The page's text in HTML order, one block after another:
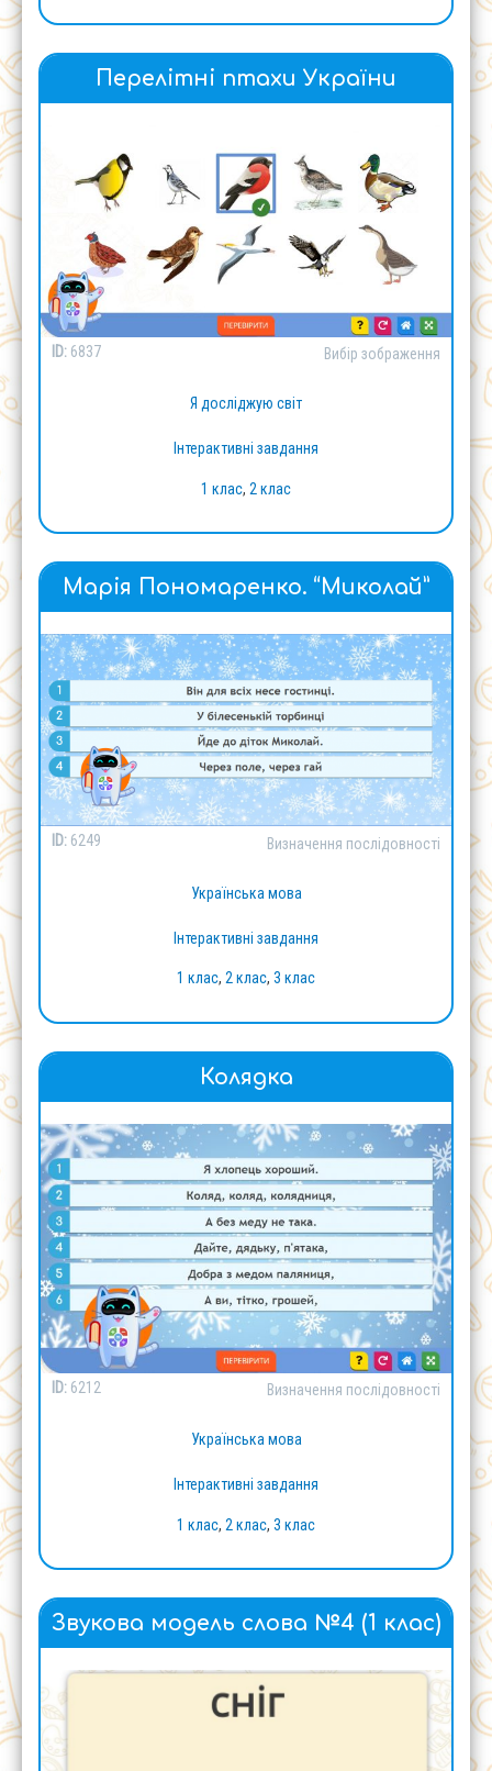
Перелітні птахи України
ID: 6837 Вибір зображення
Я досліджую світ
Інтерактивні завдання
1 клас, 2 клас
Марія Пономаренко. “Миколай”
ID: 6249 Визначення послідовності
Українська мова
Інтерактивні завдання
1 клас, 2 клас, 3 клас
Колядка
ID: 6212 Визначення послідовності
Українська мова
Інтерактивні завдання
1 клас, 2 клас, 3 клас
Звукова модель слова №4 (1 клас)